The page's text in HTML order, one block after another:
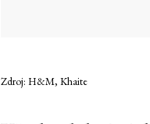
Zdroj: H&M, Khaite